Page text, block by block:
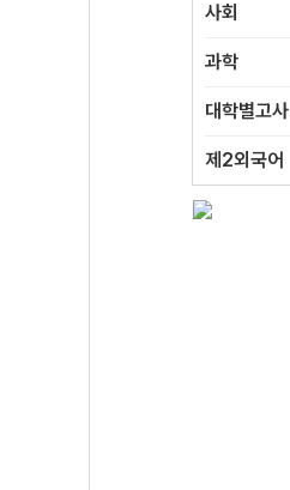
사회
과학
대학별고사
제2외국어